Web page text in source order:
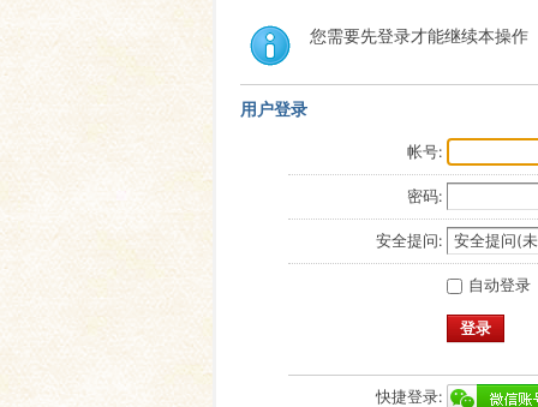
您需要先登录才能继续本操作
用户登录
帐号:
密码:
安全提问:
自动登录
登录
快捷登录: